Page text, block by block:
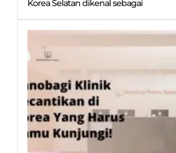
Korea Selatan dikenal sebagai